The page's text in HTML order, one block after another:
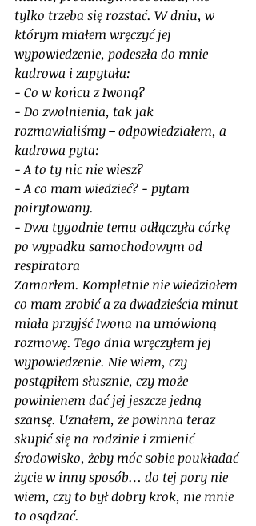
tylko trzeba się rozstać. W dniu, w
którym miałem wręczyć jej
wypowiedzenie, podeszła do mnie
kadrowa i zapytała:
- Co w końcu z Iwoną?
- Do zwolnienia, tak jak
rozmawialiśmy – odpowiedziałem, a
kadrowa pyta:
- A to ty nic nie wiesz?
- A co mam wiedzieć? - pytam
poirytowany.
- Dwa tygodnie temu odłączyła córkę
po wypadku samochodowym od
respiratora
Zamarłem. Kompletnie nie wiedziałem
co mam zrobić a za dwadzieścia minut
miała przyjść Iwona na umówioną
rozmowę. Tego dnia wręczyłem jej
wypowiedzenie. Nie wiem, czy
postąpiłem słusznie, czy może
powinienem dać jej jeszcze jedną
szansę. Uznałem, że powinna teraz
skupić się na rodzinie i zmienić
środowisko, żeby móc sobie poukładać
życie w inny sposób… do tej pory nie
wiem, czy to był dobry krok, nie mnie
to osądzać.